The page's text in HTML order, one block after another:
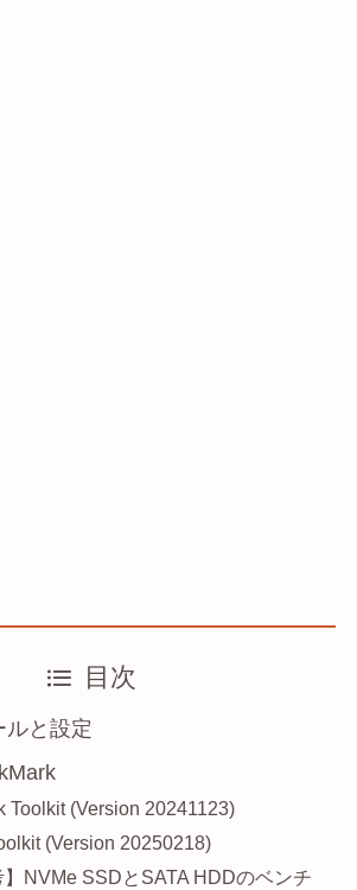
目次
ルと設定
Toolkit (Version 20241123)
(Version 20250218)
】NVMe SSDとSATA HDDのベンチ